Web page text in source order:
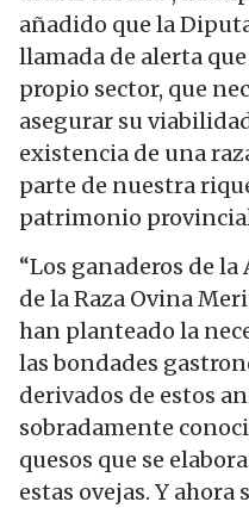
añadido que la
llamada de alerta
propio sector, que
asegurar su
existencia de una
parte de nuestra
patrimonio
“Los ganaderos de
de la Raza Ovina
han planteado la
las bondades
derivados de estos
sobradamente
quesos que se
estas ovejas. Y ahora